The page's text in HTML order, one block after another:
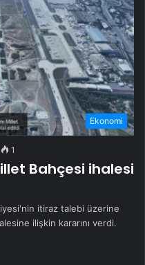
Ekonomi
1
Bahçesi ihalesi
itiraz talebi üzerine
ilişkin kararını verdi.